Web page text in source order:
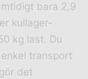
bara 2,9
kullager-
kg last. Du
transport
det